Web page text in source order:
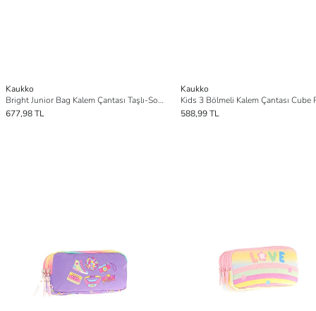
Kaukko
Bright Junior Bag Kalem Çantası Taşlı-Somo K2721
677,98 TL
Kaukko
588,99 TL